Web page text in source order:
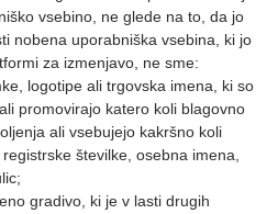
vsebino, ne glede na to, da jo
nobena uporabniška vsebina, ki jo
za izmenjavo, ne sme:
logotipe ali trgovska imena, ki so
promovirajo katero koli blagovno
ali vsebujejo kakršno koli
številke, osebna imena,
gradivo, ki je v lasti drugih